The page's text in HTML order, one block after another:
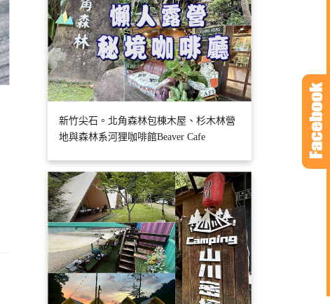
新竹尖石。北角森林包棟木屋、杉木林營
地與森林系河狸咖啡館Beaver Cafe